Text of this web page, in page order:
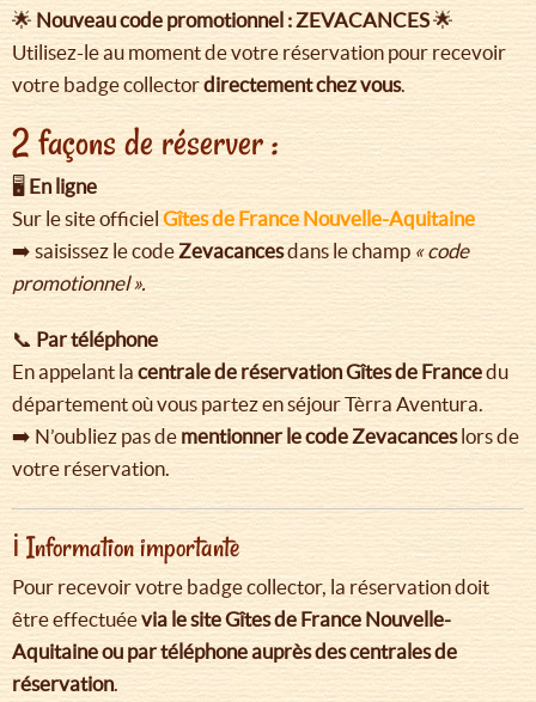
🌟 Nouveau code promotionnel : ZEVACANCES🌟
Utilisez-le au moment de votre réservation pour recevoir
votre badge collectordirectement chez vous.
2 façons de réserver :
🖥️ En ligne
Sur le site officiel Gîtes de France Nouvelle-Aquitaine
➡️ saisissez le codeZevacancesdans le champ « code
promotionnel ».
📞 Par téléphone
En appelant la centrale de réservation Gîtes de Francedu
département où vous partez en séjour Tèrra Aventura.
➡️ N’oubliez pas de mentionner le code Zevacanceslors de
votre réservation.
ℹ️ Information importante
Pour recevoir votre badge collector, la réservation doit
être effectuéevia le site Gîtes de France Nouvelle-
Aquitaine ou par téléphone auprès des centrales de
réservation.